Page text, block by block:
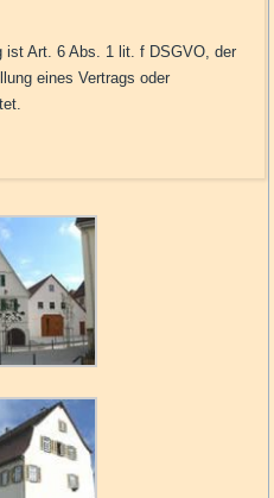
ist Art. 6 Abs. 1 lit. f DSGVO, der
eines Vertrags oder